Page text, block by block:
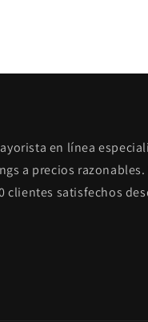
en línea
a precios razonables.
clientes satisfechos